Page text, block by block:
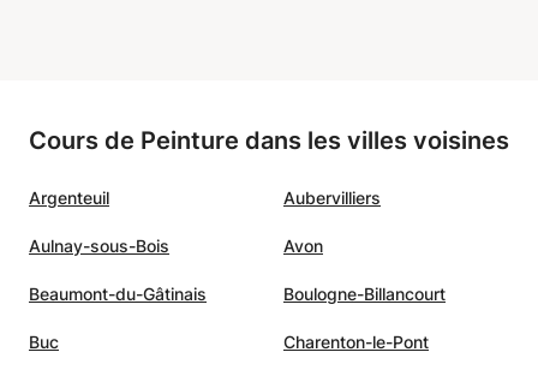
Cours de Peinture dans les villes voisines
Argenteuil Aubervilliers
Aulnay-sous-Bois Avon
Beaumont-du-Gâtinais Boulogne-Billancourt
Buc Charenton-le-Pont